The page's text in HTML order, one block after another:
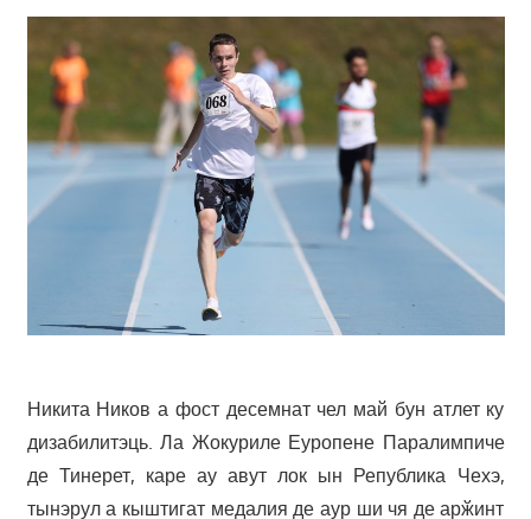
Никита Ников а фост десемнат чел май бун атлет ку
дизабилитэць. Ла Жокуриле Еуропене Паралимпиче
де Тинерет, каре ау авут лок ын Република Чехэ,
тынэрул а кыштигат медалия де аур ши чя де арӂинт